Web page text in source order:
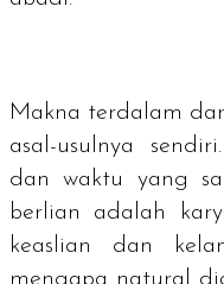
Makna terdalam
asal-usulnya
dan waktu yang
berlian adalah
keaslian dan
mengapa natural